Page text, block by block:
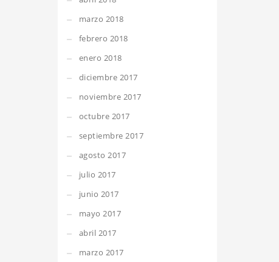
marzo 2018
febrero 2018
enero 2018
diciembre 2017
noviembre 2017
octubre 2017
septiembre 2017
agosto 2017
julio 2017
junio 2017
mayo 2017
abril 2017
marzo 2017